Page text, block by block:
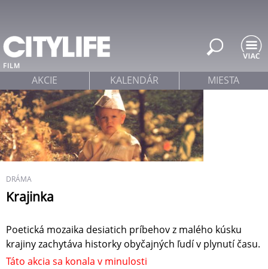
FILM
DRÁMA
Krajinka
Poetická mozaika desiatich príbehov z malého kúsku
krajiny zachytáva historky obyčajných ľudí v plynutí času.
Táto akcia sa konala v minulosti
AKCIE KALENDÁR MIESTA